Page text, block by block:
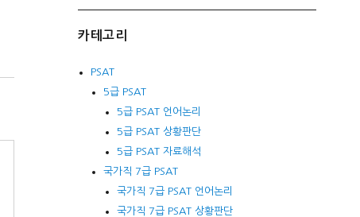
카테고리
PSAT
5급 PSAT
5급 PSAT 언어논리
5급 PSAT 상황판단
5급 PSAT 자료해석
국가직 7급 PSAT
국가직 7급 PSAT 언어논리
국가직 7급 PSAT 상황판단